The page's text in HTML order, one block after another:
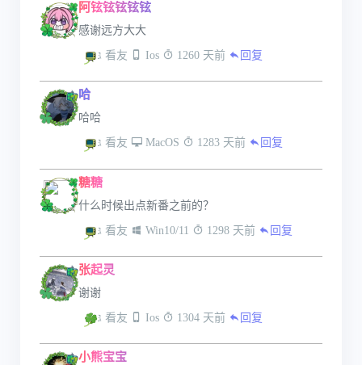
阿铉铉铉铉铉
感谢远方大大
看友 Ios 1260 天前 回复
哈
哈哈
看友 MacOS 1283 天前 回复
糖糖
什么时候出点新番之前的？
看友 Win10/11 1298 天前 回复
张起灵
谢谢
看友 Ios 1304 天前 回复
小熊宝宝